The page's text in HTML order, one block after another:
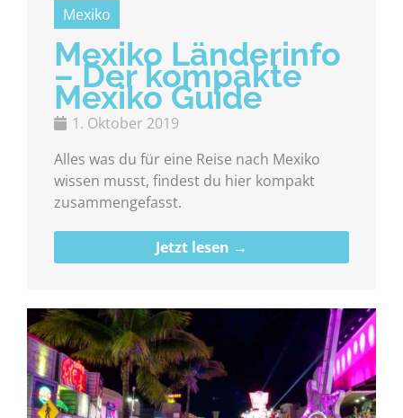
Mexiko
Mexiko Länderinfo
– Der kompakte
Mexiko Guide
1. Oktober 2019
Alles was du für eine Reise nach Mexiko
wissen musst, findest du hier kompakt
zusammengefasst.
Jetzt lesen →